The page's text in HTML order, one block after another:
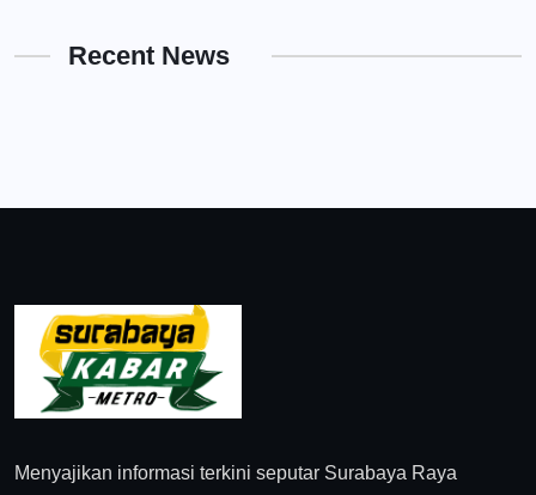
Recent News
Menyajikan informasi terkini seputar Surabaya Raya